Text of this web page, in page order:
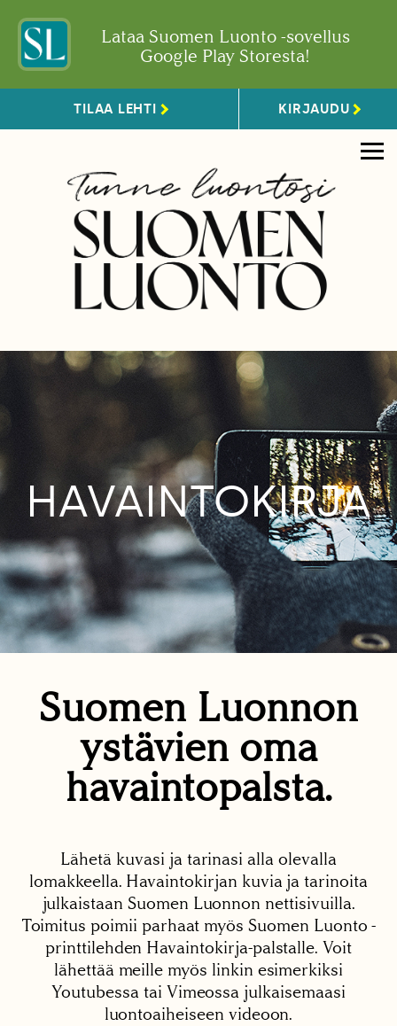
Lataa Suomen Luonto -sovellus
Google Play Storesta!
TILAA LEHTI KIRJAUDU
HAVAINTOKIRJA
Suomen Luonnon
ystävien oma
havaintopalsta.
Lähetä kuvasi ja tarinasi alla olevalla
lomakkeella. Havaintokirjan kuvia ja tarinoita
julkaistaan Suomen Luonnon nettisivuilla.
Toimitus poimii parhaat myös Suomen Luonto -
printtilehden Havaintokirja-palstalle. Voit
lähettää meille myös linkin esimerkiksi
Youtubessa tai Vimeossa julkaisemaasi
luontoaiheiseen videoon.